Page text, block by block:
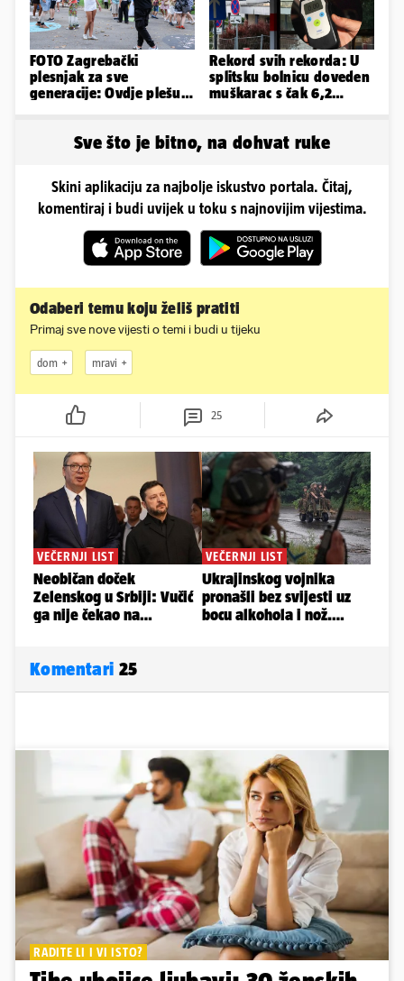
FOTO Zagrebački
plesnjak za sve
generacije: Ovdje plešu
Rekord svih rekorda: U
splitsku bolnicu doveden
muškarac s čak 6,2
Sve što je bitno, na dohvat ruke
Skini aplikaciju za najbolje iskustvo portala. Čitaj,
komentiraj i budi uvijek u toku s najnovijim vijestima.
Odaberi temu koju želiš pratiti
Primaj sve nove vijesti o temi i budi u tijeku
dom mravi
25
Komentari 25
RADITE LI I VI ISTO?